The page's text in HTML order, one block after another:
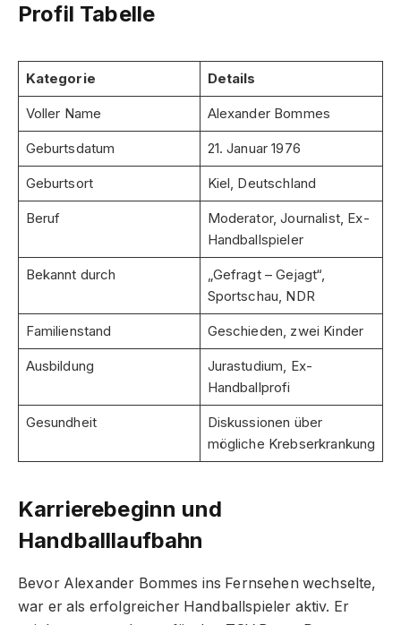
Profil Tabelle
Kategorie Details
Voller Name Alexander Bommes
Geburtsdatum 21. Januar 1976
Geburtsort Kiel, Deutschland
Beruf
Moderator, Journalist, Ex-
Handballspieler
Bekannt durch
„Gefragt – Gejagt“,
Sportschau, NDR
Familienstand Geschieden, zwei Kinder
Ausbildung
Jurastudium, Ex-
Handballprofi
Gesundheit
Diskussionen über
mögliche Krebserkrankung
Karrierebeginn und
Handballlaufbahn
Bevor Alexander Bommes ins Fernsehen wechselte,
war er als erfolgreicher Handballspieler aktiv. Er